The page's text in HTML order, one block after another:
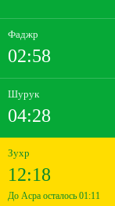
Фаджр
02:58
Шурук
04:28
Зухр
12:18
До Асра осталось 01:11